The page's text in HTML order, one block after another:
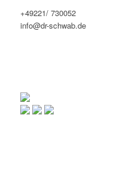
+49221/ 730052
info@dr-schwab.de